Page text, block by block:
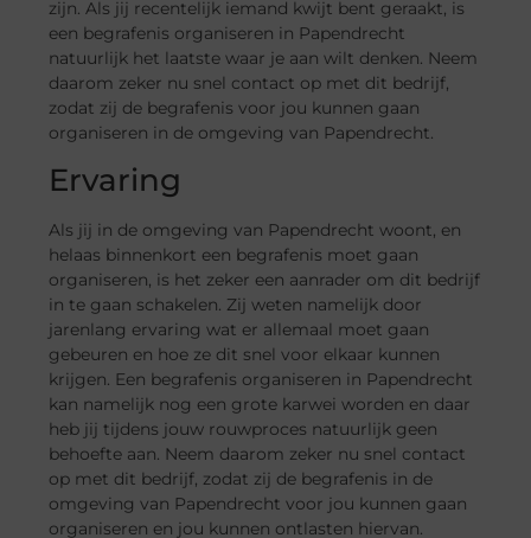
zijn. Als jij recentelijk iemand kwijt bent geraakt, is
een begrafenis organiseren in Papendrecht
natuurlijk het laatste waar je aan wilt denken. Neem
daarom zeker nu snel contact op met dit bedrijf,
zodat zij de begrafenis voor jou kunnen gaan
organiseren in de omgeving van Papendrecht.
Ervaring
Als jij in de omgeving van Papendrecht woont, en
helaas binnenkort een begrafenis moet gaan
organiseren, is het zeker een aanrader om dit bedrijf
in te gaan schakelen. Zij weten namelijk door
jarenlang ervaring wat er allemaal moet gaan
gebeuren en hoe ze dit snel voor elkaar kunnen
krijgen. Een begrafenis organiseren in Papendrecht
kan namelijk nog een grote karwei worden en daar
heb jij tijdens jouw rouwproces natuurlijk geen
behoefte aan. Neem daarom zeker nu snel contact
op met dit bedrijf, zodat zij de begrafenis in de
omgeving van Papendrecht voor jou kunnen gaan
organiseren en jou kunnen ontlasten hiervan.